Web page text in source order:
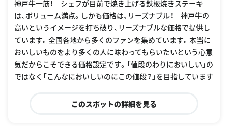
神戸牛一筋！ シェフが目前で焼き上げる鉄板焼きステーキ
は、ボリューム満点。しかも価格は、リーズナブル！ 神戸牛の
高いというイメージを打ち破り、リーズナブルな価格で提供し
ています。全国各地から多くのファンを集めています。本当に
おいしいものをより多くの人に味わってもらいたいという心意
気だからこそできる価格設定です。「値段のわりにおいしい」の
ではなく「こんなにおいしいのにこの値段？」を目指しています
このスポットの詳細を見る